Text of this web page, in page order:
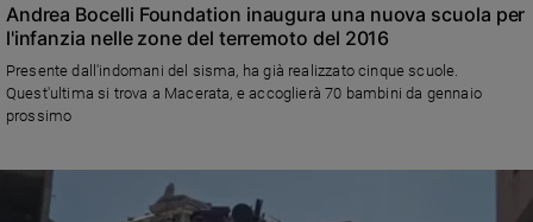
Andrea Bocelli Foundation inaugura una nuova scuola per
l'infanzia nelle zone del terremoto del 2016
Presente dall'indomani del sisma, ha già realizzato cinque scuole.
Quest'ultima si trova a Macerata, e accoglierà 70 bambini da gennaio
prossimo